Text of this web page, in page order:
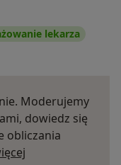
lekarza
Moderujemy
dowiedz się
obliczania